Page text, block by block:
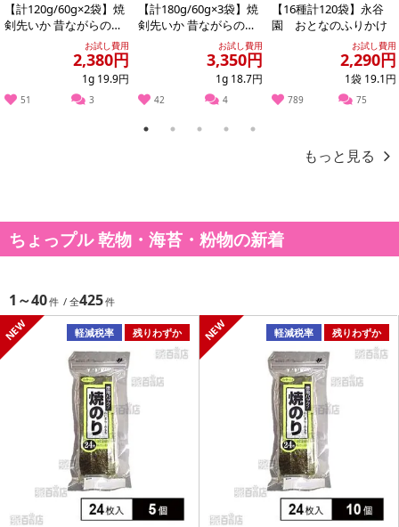
【計120g/60g×2袋】焼
剣先いか 昔ながらのお
つまみ珍味 イカ好きに
お試し費用
2,380円
1g 19.9円
51 3
【計180g/60g×3袋】焼
剣先いか 昔ながらのお
つまみ珍味 イカ好きに
お試し費用
3,350円
1g 18.7円
42 4
【16種計120袋】永谷
園 おとなのふりかけ
お試し費用
2,290円
1袋 19.1円
789 75
1 2 3 4 5
もっと見る
ちょっプル 乾物・海苔・粉物の新着
1～40 425
軽減税率 残りわずか 軽減税率 残りわずか